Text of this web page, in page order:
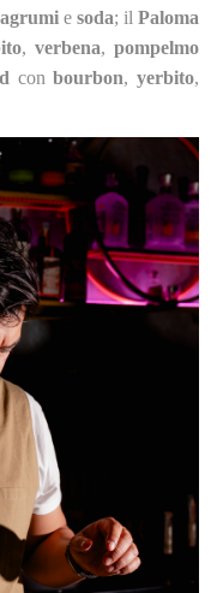
agrumi e soda; il Paloma
, verbena,pompelmo
conbourbon,yerbito,